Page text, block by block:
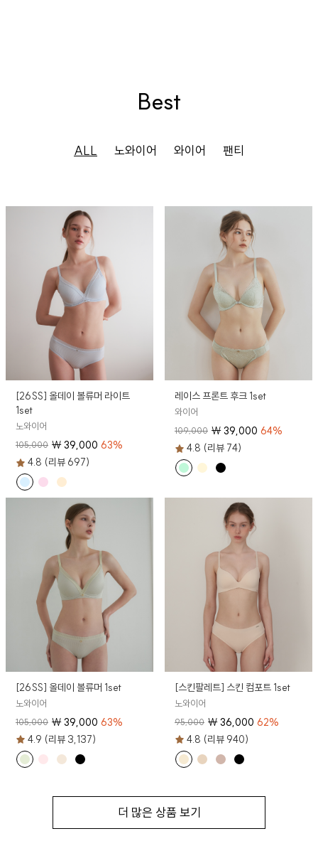
Best
ALL 노와이어 와이어 팬티
[26SS] 올데이 볼류머 라이트
1set
노와이어
105,000 ₩39,000 63%
4.8 (리뷰 697)
레이스 프론트 후크 1set
와이어
109,000 ₩39,000 64%
4.8 (리뷰 74)
[26SS] 올데이 볼류머 1set
노와이어
105,000 ₩39,000 63%
4.9 (리뷰 3,137)
[스킨팔레트] 스킨 컴포트 1set
노와이어
95,000 ₩36,000 62%
4.8 (리뷰 940)
더 많은 상품 보기